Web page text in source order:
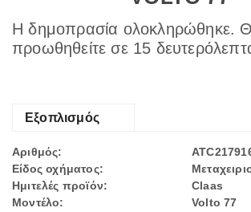
Η δημοπρασία ολοκληρώθηκε.
προωθηθείτε σε 15
Εξοπλισμός
Αριθμός:
Είδος οχήματος:
Ημιτελές προϊόν:
Claas
Μοντέλο:
Volto 77